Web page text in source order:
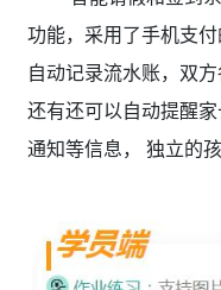
功能，采用了手机支
自动记录流水账，双
还有还可以自动提醒
通知等信息， 独立的